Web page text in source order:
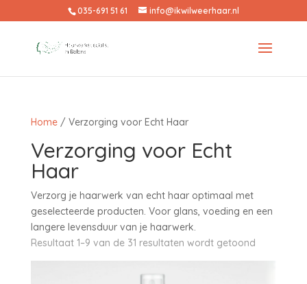
035-691 51 61 info@ikwilweerhaar.nl
Home/ Verzorging voor Echt Haar
Verzorging voor Echt
Haar
Verzorg je haarwerk van echt haar optimaal met
geselecteerde producten. Voor glans, voeding en een
langere levensduur van je haarwerk.
Resultaat 1–9 van de 31 resultaten wordt getoond